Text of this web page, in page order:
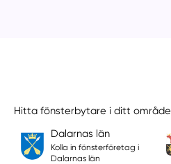
Hitta fönsterbytare i ditt område
Dalarnas län
Kolla in fönsterföretag i
Dalarnas län